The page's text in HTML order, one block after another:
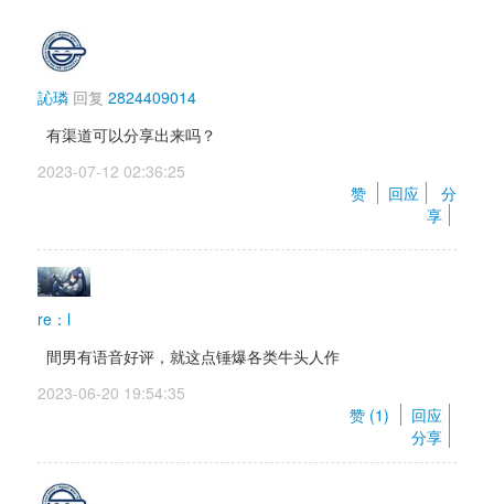
訫璘 回复 2824409014
有渠道可以分享出来吗？
2023-07-12 02:36:25
赞
回应
分
享
re：l
間男有语音好评，就这点锤爆各类牛头人作
2023-06-20 19:54:35
赞 (1)
回应
分享